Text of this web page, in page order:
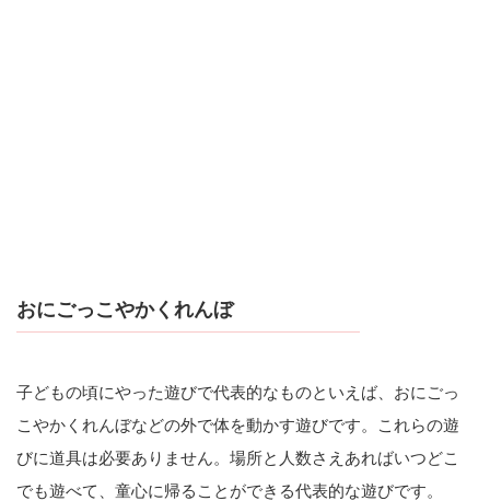
おにごっこやかくれんぼ
子どもの頃にやった遊びで代表的なものといえば、おにごっ
こやかくれんぼなどの外で体を動かす遊びです。これらの遊
びに道具は必要ありません。場所と人数さえあればいつどこ
でも遊べて、童心に帰ることができる代表的な遊びです。